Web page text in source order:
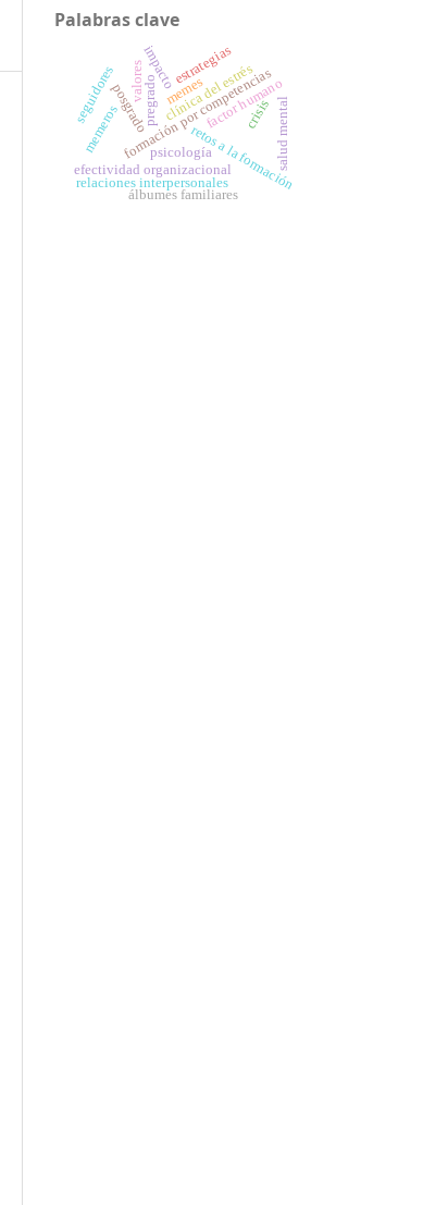
Palabras clave
formación por competencias
posgradopregrado
retos a la formación
efectividad organizacional
factor humano
relaciones interpersonales
memes
memeros
seguidores
salud mental
clínica del estrés
impacto
valores estrategias
álbumes familiares
crisis
psicología